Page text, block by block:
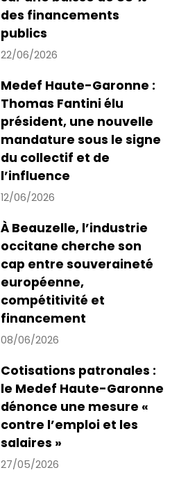
des financements
publics
22/06/2026
Medef Haute-Garonne :
Thomas Fantini élu
président, une nouvelle
mandature sous le signe
du collectif et de
l’influence
12/06/2026
À Beauzelle, l’industrie
occitane cherche son
cap entre souveraineté
européenne,
compétitivité et
financement
08/06/2026
Cotisations patronales :
le Medef Haute-Garonne
dénonce une mesure «
contre l’emploi et les
salaires »
27/05/2026